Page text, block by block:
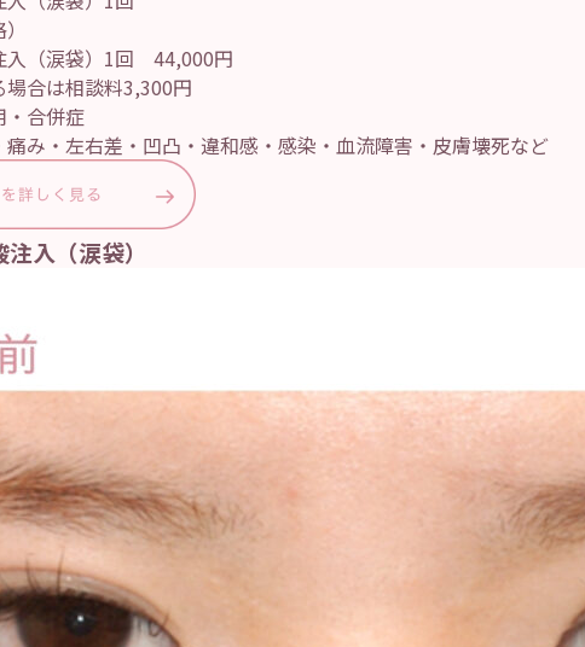
入（涙袋）1回 44,000円
場合は相談料3,300円
・合併症
み・左右差・凹凸・違和感・感染・血流障害・皮膚壊死など
入（涙袋）